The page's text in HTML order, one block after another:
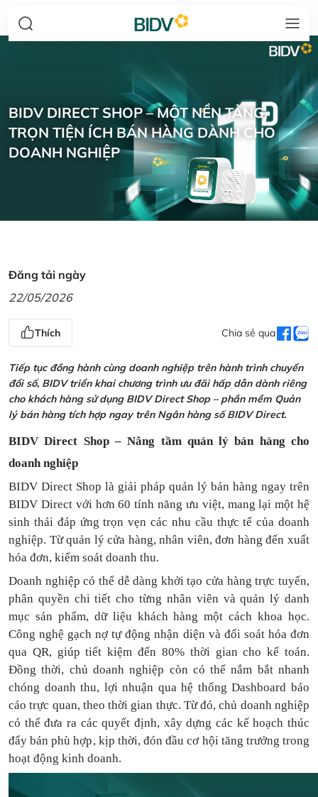
BIDV DIRECT SHOP – MỘT NỀN TẢNG,
TRỌN TIỆN ÍCH BÁN HÀNG DÀNH CHO
DOANH NGHIỆP
Đăng tải ngày
22/05/2026
Thích Chia sẻ qua
Tiếp tục đồng hành cùng doanh nghiệp trên hành trình chuyển
đổi số, BIDV triển khai chương trình ưu đãi hấp dẫn dành riêng
cho khách hàng sử dụng BIDV Direct Shop – phần mềm Quản
lý bán hàng tích hợp ngay trên Ngân hàng số BIDV Direct.
BIDV Direct Shop – Nâng tầm quản lý bán hàng cho
doanh nghiệp
BIDV Direct Shop là giải pháp quản lý bán hàng ngay trên
BIDV Direct với hơn 60 tính năng ưu việt, mang lại một hệ
sinh thái đáp ứng trọn vẹn các nhu cầu thực tế của doanh
nghiệp. Từ quản lý cửa hàng, nhân viên, đơn hàng đến xuất
hóa đơn, kiểm soát doanh thu.
Doanh nghiệp có thể dễ dàng khởi tạo cửa hàng trực tuyến,
phân quyền chi tiết cho từng nhân viên và quản lý danh
mục sản phẩm, dữ liệu khách hàng một cách khoa học.
Công nghệ gạch nợ tự động nhận diện và đối soát hóa đơn
qua QR, giúp tiết kiệm đến 80% thời gian cho kế toán.
Đồng thời, chủ doanh nghiệp còn có thể nắm bắt nhanh
chóng doanh thu, lợi nhuận qua hệ thống Dashboard báo
cáo trực quan, theo thời gian thực. Từ đó, chủ doanh nghiệp
có thểđưa ra các quyết định, xây dựng các kế hoạch thúc
đẩy bán phù hợp, kịp thời, đón đầu cơ hội tăng trưởng trong
hoạt động kinh doanh.